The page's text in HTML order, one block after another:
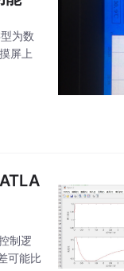
为数
屏上
制逻
可能比